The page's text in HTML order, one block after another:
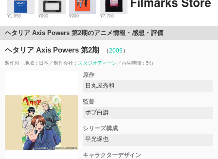
¥1,650 ¥990 ¥990 ¥7,700
ヘタリア Axis Powers 第2期のアニメ情報・感想・評価
ヘタリア Axis Powers 第2期 （2009）
製作国・地域： 日本 制作会社： スタジオディーン 再生時間：5分
原作
日丸屋秀和
監督
ボブ白旗
シリーズ構成
平光琢也
キャラクターデザイン